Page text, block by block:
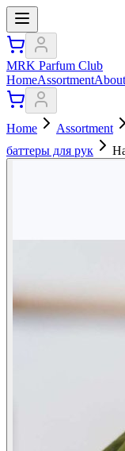
MRK Parfum Club
HomeAssortmentAbout
Home Assortment
баттеры для рук